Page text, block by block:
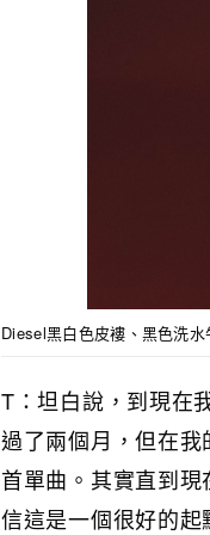
Diesel黑白色皮褸、黑色洗水
T：坦白說，到現在
過了兩個月，但在
首單曲。其實直到
信這是一個很好的起